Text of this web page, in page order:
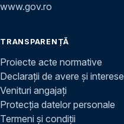
www.gov.ro
TRANSPARENȚĂ
Proiecte acte normative
Declarații de avere și interese
Venituri angajați
Protecția datelor personale
Termeni și condiții